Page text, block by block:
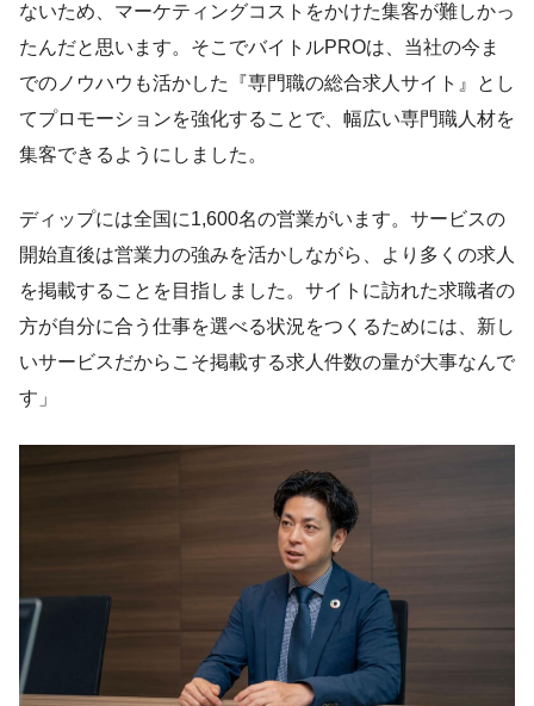
ないため、マーケティングコストをかけた集客が難しかっ
たんだと思います。そこでバイトルPROは、当社の今ま
でのノウハウも活かした『専門職の総合求人サイト』とし
てプロモーションを強化することで、幅広い専門職人材を
集客できるようにしました。
ディップには全国に1,600名の営業がいます。サービスの
開始直後は営業力の強みを活かしながら、より多くの求人
を掲載することを目指しました。サイトに訪れた求職者の
方が自分に合う仕事を選べる状況をつくるためには、新し
いサービスだからこそ掲載する求人件数の量が大事なんで
す」